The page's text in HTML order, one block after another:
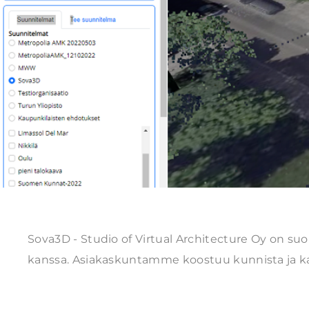
Sova3D - Studio of Virtual Architecture Oy on
kanssa. Asiakaskuntamme koostuu kunnista ja